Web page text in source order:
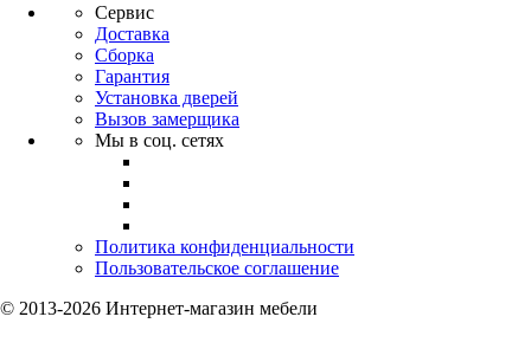
Сервис
Доставка
Сборка
Гарантия
Установка дверей
Вызов замерщика
Мы в соц. сетях
Политика конфиденциальности
Пользовательское соглашение
© 2013-2026 Интернет-магазин мебели